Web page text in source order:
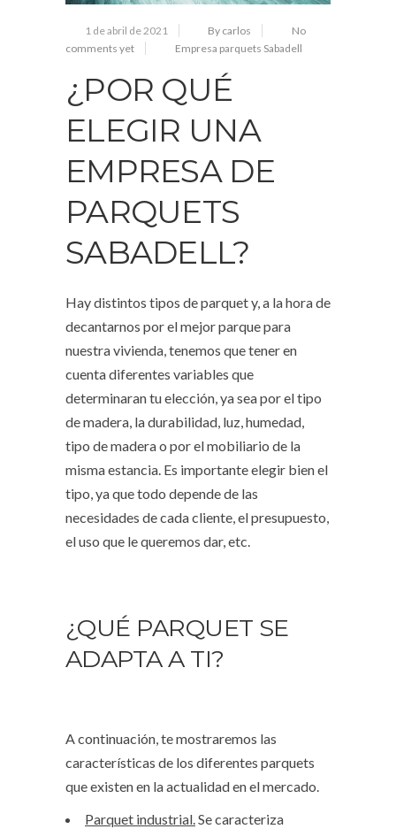
1 de abril de 2021 By carlos
No
comments yet
Empresa parquets Sabadell
¿POR QUÉ
ELEGIR UNA
EMPRESA DE
PARQUETS
SABADELL?
Hay distintos tipos de parquet y, a la hora de
decantarnos por el mejor parque para
nuestra vivienda, tenemos que tener en
cuenta diferentes variables que
determinaran tu elección, ya sea por el tipo
de madera, la durabilidad, luz, humedad,
tipo de madera o por el mobiliario de la
misma estancia. Es importante elegir bien el
tipo, ya que todo depende de las
necesidades de cada cliente, el presupuesto,
el uso que le queremos dar, etc.
¿QUÉ PARQUET SE
ADAPTA A TI?
A continuación, te mostraremos las
características de los diferentes parquets
que existen en la actualidad en el mercado.
Parquet industrial.Se caracteriza